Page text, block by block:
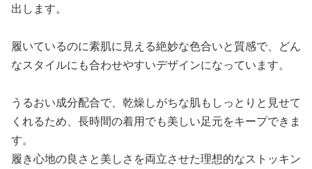
出します。
履いているのに素肌に見える絶妙な色合いと質感で、どん
なスタイルにも合わせやすいデザインになっています。
うるおい成分配合で、乾燥しがちな肌もしっとりと見せて
くれるため、長時間の着用でも美しい足元をキープできま
す。
履き心地の良さと美しさを両立させた理想的なストッキン